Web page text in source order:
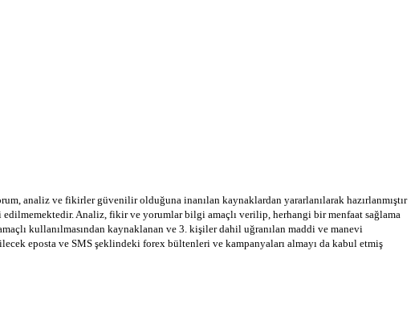
analiz ve fikirler güvenilir olduğuna inanılan kaynaklardan yararlanılarak hazırlanmıştır
Analiz, fikir ve yorumlar bilgi amaçlı verilip, herhangi bir menfaat sağlama
kullanılmasından kaynaklanan ve 3. kişiler dahil uğranılan maddi ve manevi
eposta ve SMS şeklindeki forex bültenleri ve kampanyaları almayı da kabul etmiş